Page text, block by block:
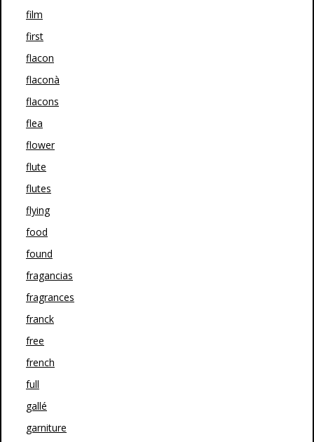
film
first
flacon
flaconà
flacons
flea
flower
flute
flutes
flying
food
found
fragancias
fragrances
franck
free
french
full
gallé
garniture